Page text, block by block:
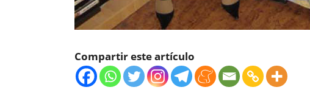
Compartir este artículo